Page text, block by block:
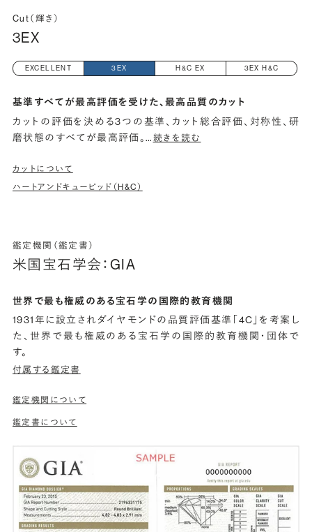
Cut（輝き）
3EX
EXCELLENT 3EX H&C EX 3EX H&C
基準すべてが最高評価を受けた、最高品質のカット
カットの評価を決める3つの基準、カット総合評価、対称性、研
磨状態のすべてが最高評価。…続きを読む
カットについて
ハートアンドキューピッド（H&C）
鑑定機関（鑑定書）
米国宝石学会：GIA
世界で最も権威のある宝石学の国際的教育機関
1931年に設立されダイヤモンドの品質評価基準「4C」を考案し
た、世界で最も権威のある宝石学の国際的教育機関・団体で
す。
付属する鑑定書
鑑定機関について
鑑定書について